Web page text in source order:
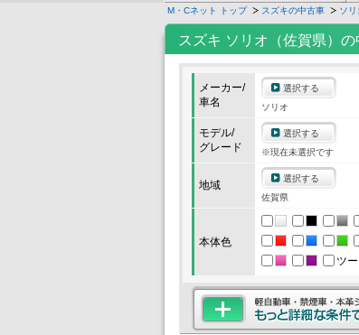
M・Cネット トップ スズキの中古車 ソ
スズキ ソリオ（佐賀県）
メーカー/
車名
選択する
ソリオ
モデル/
グレード
選択する
※現在未選択です
地域
選択する
佐賀県
本体色
ツ